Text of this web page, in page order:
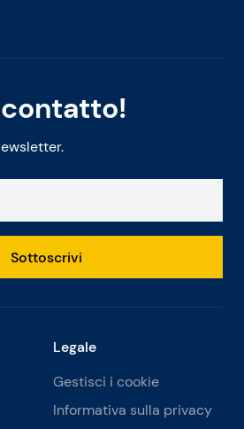
Sottoscrivi
Legale
Gestisci i cookie
Informativa sulla privacy